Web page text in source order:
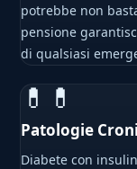
potrebbe non
pensione
di qualsiasi
💊💊
Patologie
Diabete con